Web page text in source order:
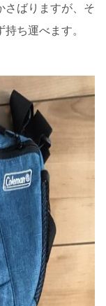
さばりますが、そ
ち運べます。